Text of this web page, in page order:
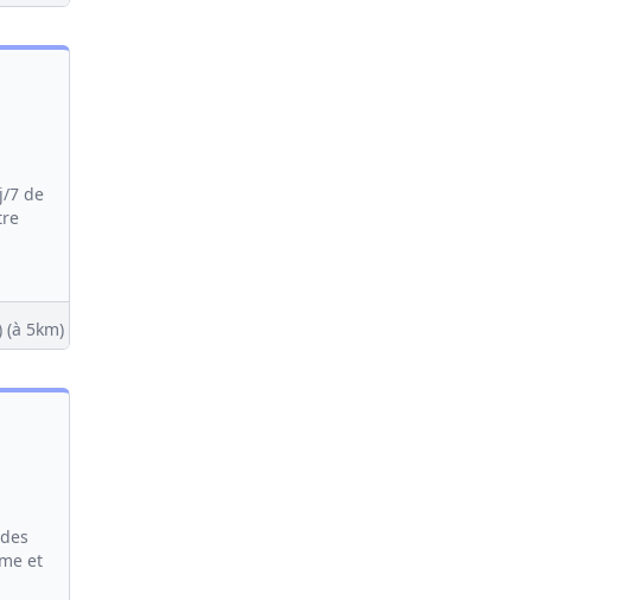
7 de
(à 5km)
et